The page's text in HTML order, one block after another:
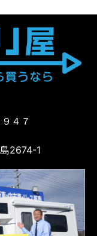
４７
2674-1